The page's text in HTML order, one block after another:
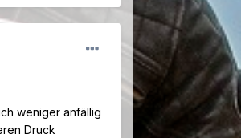
weniger anfällig
Druck